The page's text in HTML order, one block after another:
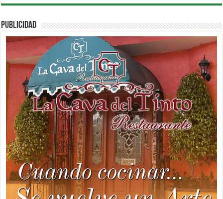
PUBLICIDAD